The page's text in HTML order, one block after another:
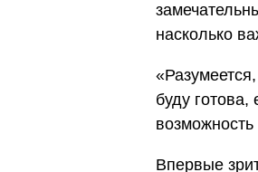
насколько
буду
Впервые